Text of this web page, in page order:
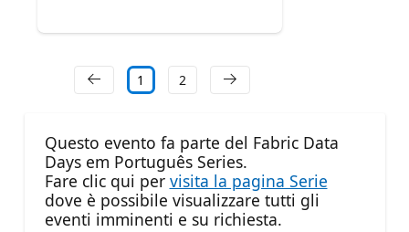
1 2
Questo evento fa parte del Fabric Data
Days em Português Series.
Fare clic qui per visita la pagina Serie
dove è possibile visualizzare tutti gli
eventi imminenti e su richiesta.